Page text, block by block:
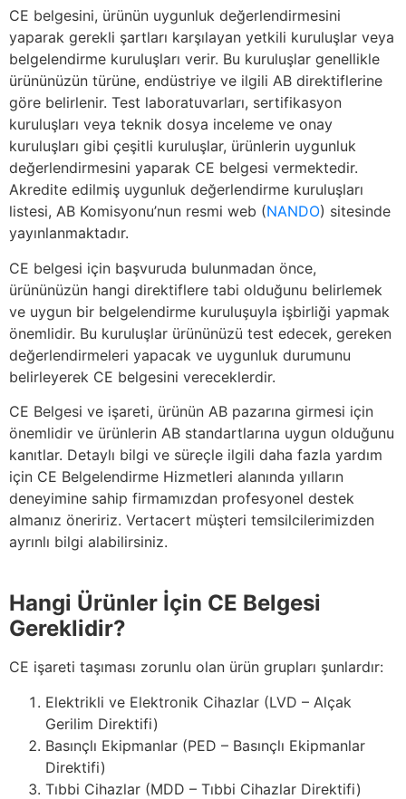
CE belgesini, ürünün uygunluk değerlendirmesini
yaparak gerekli şartları karşılayan yetkili kuruluşlar veya
belgelendirme kuruluşları verir. Bu kuruluşlar genellikle
ürününüzün türüne, endüstriye ve ilgili AB direktiflerine
göre belirlenir. Test laboratuvarları, sertifikasyon
kuruluşları veya teknik dosya inceleme ve onay
kuruluşları gibi çeşitli kuruluşlar, ürünlerin uygunluk
değerlendirmesini yaparak CE belgesi vermektedir.
Akredite edilmiş uygunluk değerlendirme kuruluşları
listesi, AB Komisyonu’nun resmi web (NANDO) sitesinde
yayınlanmaktadır.
CE belgesi için başvuruda bulunmadan önce,
ürününüzün hangi direktiflere tabi olduğunu belirlemek
ve uygun bir belgelendirme kuruluşuyla işbirliği yapmak
önemlidir. Bu kuruluşlar ürününüzü test edecek, gereken
değerlendirmeleri yapacak ve uygunluk durumunu
belirleyerek CE belgesini vereceklerdir.
CE Belgesi ve işareti, ürünün AB pazarına girmesi için
önemlidir ve ürünlerin AB standartlarına uygun olduğunu
kanıtlar. Detaylı bilgi ve süreçle ilgili daha fazla yardım
için CE Belgelendirme Hizmetleri alanında yılların
deneyimine sahip firmamızdan profesyonel destek
almanız öneririz. Vertacert müşteri temsilcilerimizden
ayrınlı bilgi alabilirsiniz.
Hangi Ürünler İçin CE Belgesi
Gereklidir?
CE işareti taşıması zorunlu olan ürün grupları şunlardır:
Elektrikli ve Elektronik Cihazlar (LVD – Alçak
Gerilim Direktifi)
Basınçlı Ekipmanlar (PED – Basınçlı Ekipmanlar
Direktifi)
Tıbbi Cihazlar (MDD – Tıbbi Cihazlar Direktifi)